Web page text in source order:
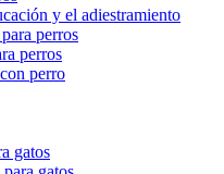
y el adiestramiento
perros
perros
perro
gatos